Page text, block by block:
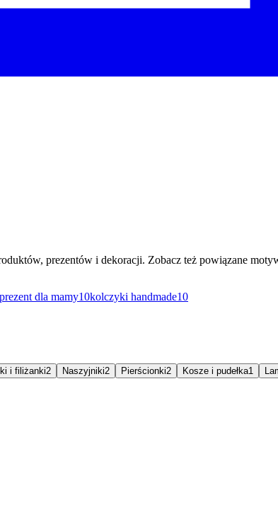
prezentów i dekoracji. Zobacz też powiązane
prezent dla mamy10kolczyki handmade10
i filiżanki2 Naszyjniki2 Pierścionki2 Kosze i pudełka1